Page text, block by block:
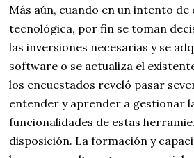
Más aún, cuando en un intento
tecnológica, por fin se toman
las inversiones necesarias y se
software o se actualiza el
los encuestados reveló pasar
entender y aprender a gestionar
funcionalidades de estas
disposición. La formación y